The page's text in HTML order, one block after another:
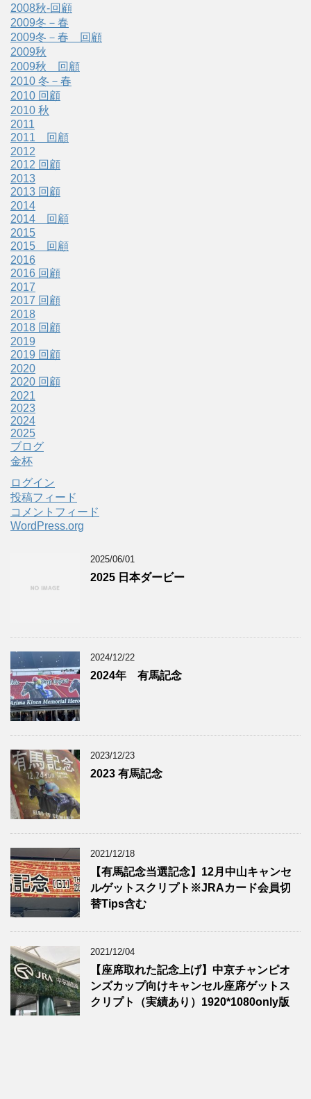
2008秋-回顧
2009冬－春
2009冬－春 回顧
2009秋
2009秋 回顧
2010 冬－春
2010 回顧
2010 秋
2011
2011 回顧
2012
2012 回顧
2013
2013 回顧
2014
2014 回顧
2015
2015 回顧
2016
2016 回顧
2017
2017 回顧
2018
2018 回顧
2019
2019 回顧
2020
2020 回顧
2021
2023
2024
2025
ブログ
金杯
ログイン
投稿フィード
コメントフィード
WordPress.org
2025/06/01
2025 日本ダービー
2024/12/22
2024年 有馬記念
2023/12/23
2023 有馬記念
2021/12/18
【有馬記念当選記念】12月中山キャンセ
ルゲットスクリプト※JRAカード会員切
替Tips含む
2021/12/04
【座席取れた記念上げ】中京チャンピオ
ンズカップ向けキャンセル座席ゲットス
クリプト（実績あり）1920*1080only版